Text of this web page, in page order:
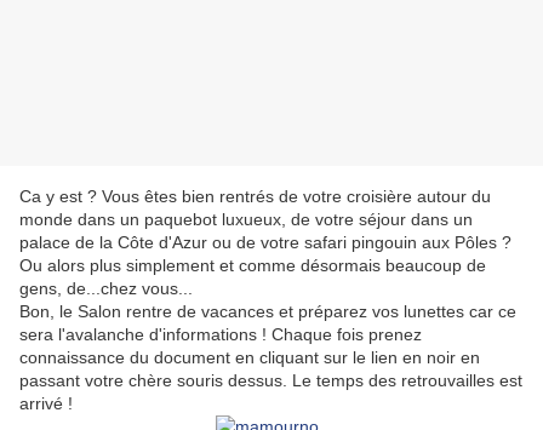
Ca y est ? Vous êtes bien rentrés de votre croisière autour du
monde dans un paquebot luxueux, de votre séjour dans un
palace de la Côte d'Azur ou de votre safari pingouin aux Pôles ?
Ou alors plus simplement et comme désormais beaucoup de
gens, de...chez vous...
Bon, le Salon rentre de vacances et préparez vos lunettes car ce
sera l'avalanche d'informations ! Chaque fois prenez
connaissance du document en cliquant sur le lien en noir en
passant votre chère souris dessus. Le temps des retrouvailles est
arrivé !